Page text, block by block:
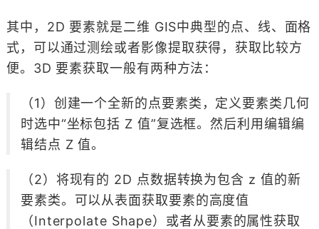
其中，2D 要素就是二维 GIS中典型的点、线、面格
式，可以通过测绘或者影像提取获得，获取比较方
便。3D 要素获取一般有两种方法：
（1）创建一个全新的点要素类，定义要素类几何
时选中“坐标包括 Z 值”复选框。然后利用编辑编
辑结点 Z 值。
（2）将现有的 2D 点数据转换为包含 z 值的新
要素类。可以从表面获取要素的高度值
（Interpolate Shape）或者从要素的属性获取